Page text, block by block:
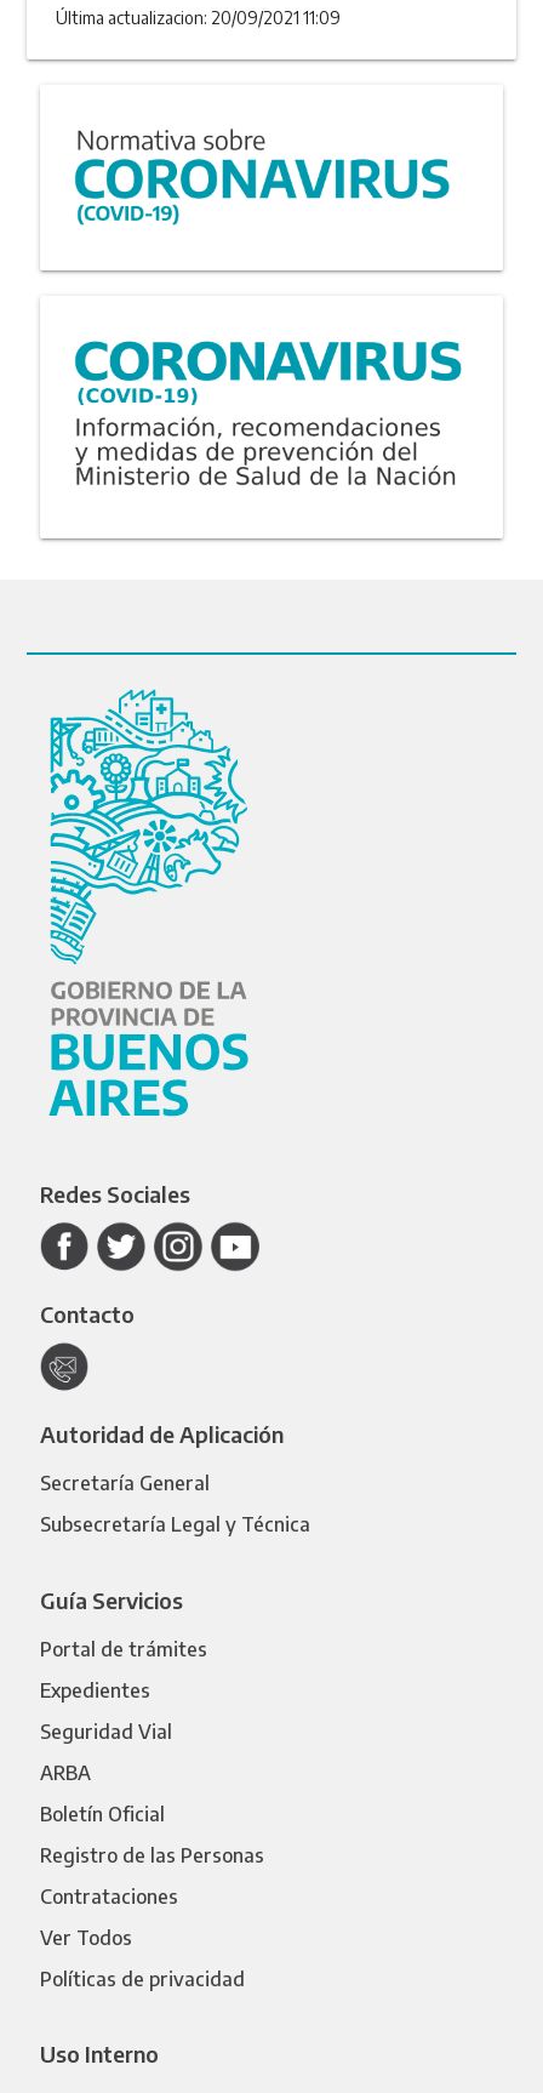
Última actualizacion: 20/09/2021 11:09
Redes Sociales
Contacto
Autoridad de Aplicación
Secretaría General
Subsecretaría Legal y Técnica
Guía Servicios
Portal de trámites
Expedientes
Seguridad Vial
ARBA
Boletín Oficial
Registro de las Personas
Contrataciones
Ver Todos
Políticas de privacidad
Uso Interno